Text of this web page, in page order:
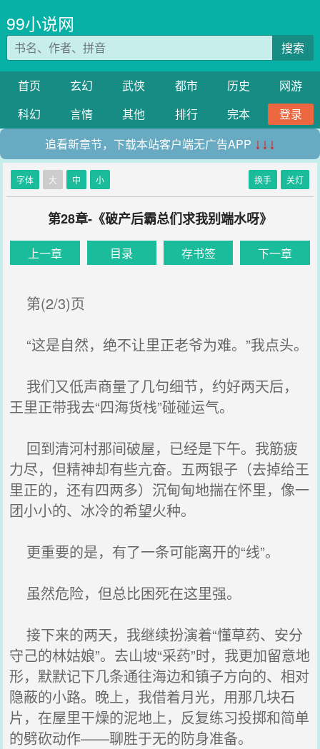
99小说网
搜索
首页 玄幻 武侠 都市 历史
网游
科幻
言情 其他 排行 完本
登录
追看新章节，下载本站客户端无广告APP ↓↓↓
字体 大 中 小 换手 关灯
第28章-《破产后霸总们求我别端水呀》
上一章 目录 存书签 下一章
第(2/3)页
“这是自然，绝不让里正老爷为难。”我点头。
我们又低声商量了几句细节，约好两天后，
王里正带我去“四海货栈”碰碰运气。
回到清河村那间破屋，已经是下午。我筋疲
力尽，但精神却有些亢奋。五两银子（去掉给王
里正的，还有四两多）沉甸甸地揣在怀里，像一
团小小的、冰冷的希望火种。
更重要的是，有了一条可能离开的“线”。
虽然危险，但总比困死在这里强。
接下来的两天，我继续扮演着“懂草药、安分
守己的林姑娘”。去山坡“采药”时，我更加留意地
形，默默记下几条通往海边和镇子方向的、相对
隐蔽的小路。晚上，我借着月光，用那几块石
片，在屋里干燥的泥地上，反复练习投掷和简单
的劈砍动作——聊胜于无的防身准备。